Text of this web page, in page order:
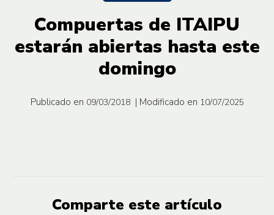
Compuertas de ITAIPU
estarán abiertas hasta este
domingo
Publicado en 09/03/2018 | Modificado en 10/07/2025
Comparte este artículo